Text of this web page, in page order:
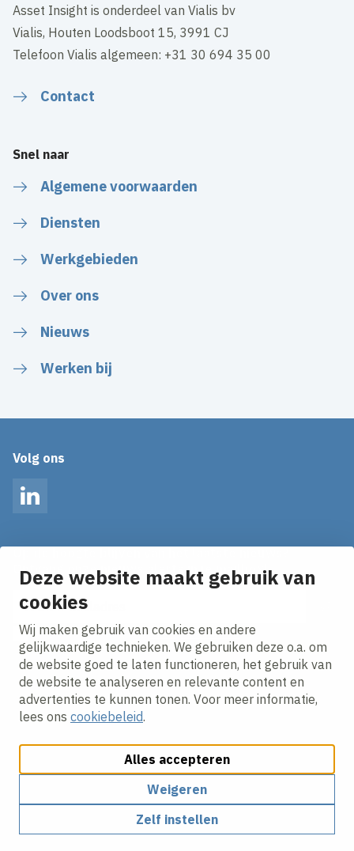
Deze website maakt gebruik van
cookies
Wij maken gebruik van cookies en andere
gelijkwaardige technieken. We gebruiken deze o.a. om
de website goed te laten functioneren, het gebruik van
de website te analyseren en relevante content en
advertenties te kunnen tonen. Voor meer informatie,
lees ons cookiebeleid.
Alles accepteren
Weigeren
Zelf instellen
Asset Insight is onderdeel van Vialis bv
Vialis, Houten Loodsboot 15, 3991 CJ
Telefoon Vialis algemeen: +31 30 694 35 00
Contact
Snel naar
Algemene voorwaarden
Diensten
Werkgebieden
Over ons
Nieuws
Werken bij
Volg ons
LinkedIn
Ontvang onze nieuws alerts in je mailbox!
E-mailadres
Ik ga akkoord met hetprivacy statement.
Cookies aanpassenCookie beleidPrivacy policy